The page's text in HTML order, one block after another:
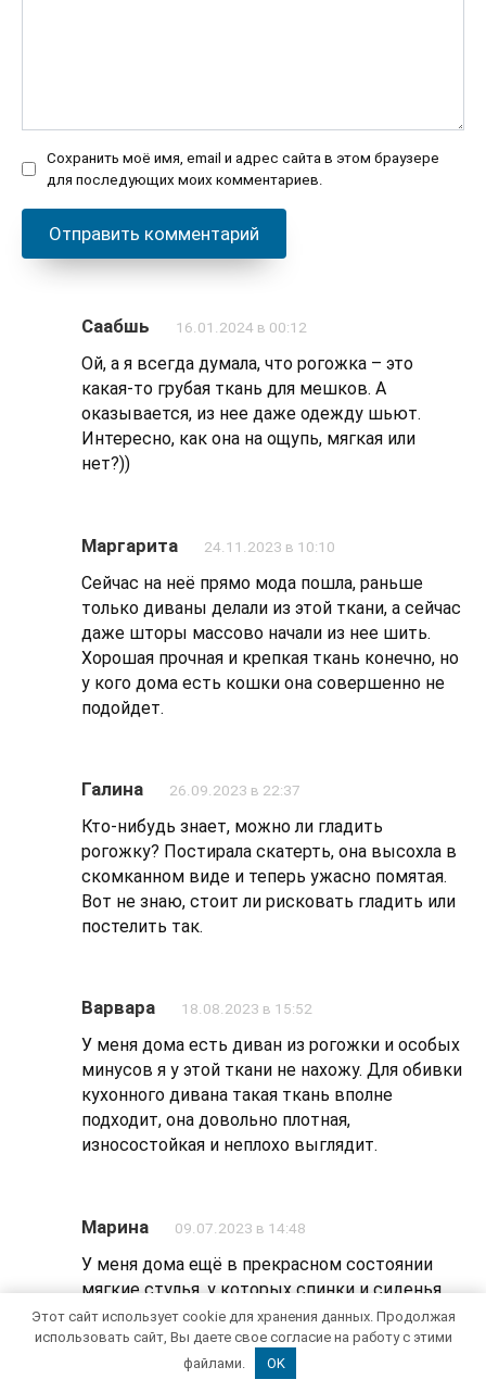
Сохранить моё имя, email и адрес сайта в этом браузере
для последующих моих комментариев.
Саабшь 16.01.2024 в 00:12
Ой, а я всегда думала, что рогожка – это
какая-то грубая ткань для мешков. А
оказывается, из нее даже одежду шьют.
Интересно, как она на ощупь, мягкая или
нет?))
Маргарита 24.11.2023 в 10:10
Сейчас на неё прямо мода пошла, раньше
только диваны делали из этой ткани, а сейчас
даже шторы массово начали из нее шить.
Хорошая прочная и крепкая ткань конечно, но
у кого дома есть кошки она совершенно не
подойдет.
Галина 26.09.2023 в 22:37
Кто-нибудь знает, можно ли гладить
рогожку? Постирала скатерть, она высохла в
скомканном виде и теперь ужасно помятая.
Вот не знаю, стоит ли рисковать гладить или
постелить так.
Варвара 18.08.2023 в 15:52
У меня дома есть диван из рогожки и особых
минусов я у этой ткани не нахожу. Для обивки
кухонного дивана такая ткань вполне
подходит, она довольно плотная,
износостойкая и неплохо выглядит.
Марина 09.07.2023 в 14:48
У меня дома ещё в прекрасном состоянии
мягкие стулья, у которых спинки и сиденья
обиты рогожкой. А сделаны они при
Советском Союзе! Благодаря тщательному
уходу, стулья до сих пор выглядят, как новые.
Этот сайт использует cookie для хранения данных. Продолжая
использовать сайт, Вы даете свое согласие на работу с этими
файлами.
OK